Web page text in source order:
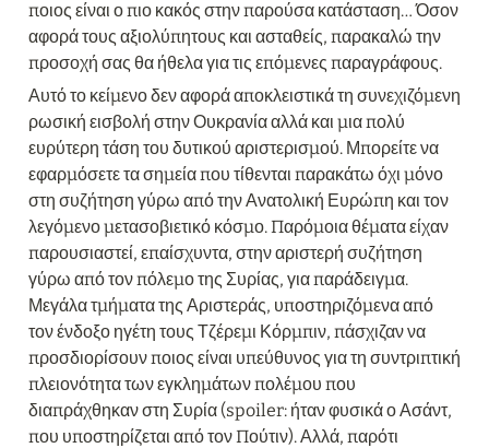
ποιος είναι ο πιο κακός στην παρούσα κατάσταση… Όσον
αφορά τους αξιολύπητους και ασταθείς, παρακαλώ την
προσοχή σας θα ήθελα για τις επόμενες παραγράφους.
Αυτό το κείμενο δεν αφορά αποκλειστικά τη συνεχιζόμενη
ρωσική εισβολή στην Ουκρανία αλλά και μια πολύ
ευρύτερη τάση του δυτικού αριστερισμού. Μπορείτε να
εφαρμόσετε τα σημεία που τίθενται παρακάτω όχι μόνο
στη συζήτηση γύρω από την Ανατολική Ευρώπη και τον
λεγόμενο μετασοβιετικό κόσμο. Παρόμοια θέματα είχαν
παρουσιαστεί, επαίσχυντα, στην αριστερή συζήτηση
γύρω από τον πόλεμο της Συρίας, για παράδειγμα.
Μεγάλα τμήματα της Αριστεράς, υποστηριζόμενα από
τον ένδοξο ηγέτη τους Τζέρεμι Κόρμπιν, πάσχιζαν να
προσδιορίσουν ποιος είναι υπεύθυνος για τη συντριπτική
πλειονότητα των εγκλημάτων πολέμου που
διαπράχθηκαν στη Συρία (spoiler: ήταν φυσικά ο Ασάντ,
που υποστηρίζεται από τον Πούτιν). Αλλά, παρότι